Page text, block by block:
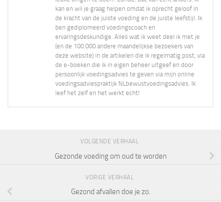
kan en wil je graag helpen omdat ik oprecht geloof in
de kracht van de juiste voeding en de juiste leefstijl. Ik
ben gediplomeerd voedingscoach en
ervaringsdeskundige. Alles wat ik weet deel ik met je
(en de 100.000 andere maandelijkse bezoekers van
deze website) in de artikelen die ik regelmatig post, via
de e-boeken die ik in eigen beheer uitgeef en door
persoonlijk voedingsadvies te geven via mijn online
voedingsadviespraktijk NLbewustvoedingsadvies. Ik
leef het zelf en het werkt echt!
VOLGENDE VERHAAL
Gezonde voeding om oud te worden
VORIGE VERHAAL
Gezond afvallen doe je zo.